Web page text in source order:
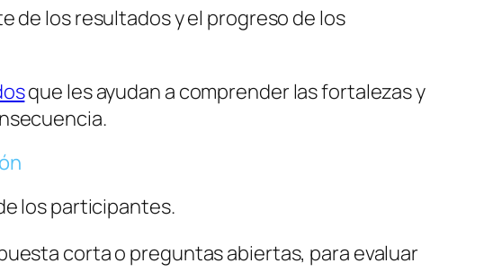
de los resultados y el progreso de los
que les ayudan a comprender las fortalezas y
los participantes.
corta o preguntas abiertas, para evaluar